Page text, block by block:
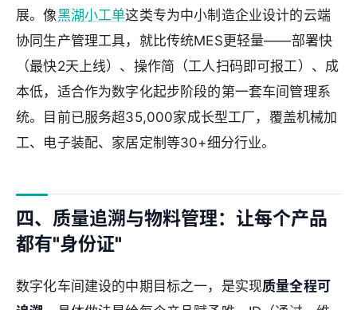
展。像黑湖小工单这类专为中小制造企业设计的云端
协同生产管理工具，就比传统MES更轻量——部署快
（最快2天上线）、操作简（工人扫码即可报工）、成
本低，适合作为数字化起步阶段的第一套车间管理系
统。目前已服务超35,000家成长型工厂，覆盖机械加
工、电子装配、家居定制等30+细分行业。
四、质量追溯与物料管理：让每个产品
都有"身份证"
数字化车间建设的中期目标之一，是实现质量全程可